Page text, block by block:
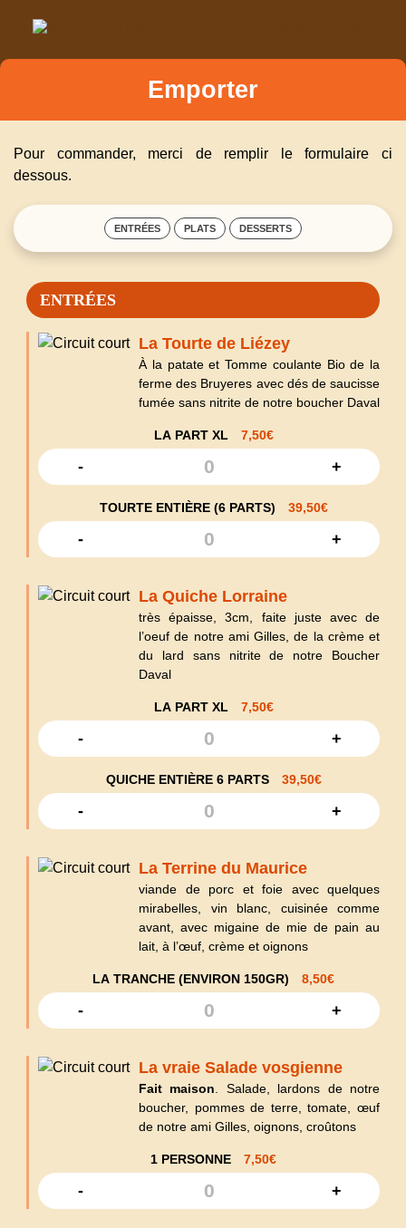
Emporter
Pour commander, merci de remplir le formulaire ci
dessous.
ENTRÉES PLATS DESSERTS
ENTRÉES
La Tourte de Liézey
À la patate et Tomme coulante Bio de la
ferme des Bruyeres avec dés de saucisse
fumée sans nitrite de notre boucher Daval
LA PART XL 7,50€
- +
TOURTE ENTIÈRE (6 PARTS) 39,50€
- +
La Quiche Lorraine
très épaisse, 3cm, faite juste avec de
l’oeuf de notre ami Gilles, de la crème et
du lard sans nitrite de notre Boucher
Daval
LA PART XL 7,50€
- +
QUICHE ENTIÈRE 6 PARTS 39,50€
- +
La Terrine du Maurice
viande de porc et foie avec quelques
mirabelles, vin blanc, cuisinée comme
avant, avec migaine de mie de pain au
lait, à l’œuf, crème et oignons
LA TRANCHE (ENVIRON 150GR) 8,50€
- +
La vraie Salade vosgienne
Fait maison . Salade, lardons de notre
boucher, pommes de terre, tomate, œuf
de notre ami Gilles, oignons, croûtons
1 PERSONNE 7,50€
- +